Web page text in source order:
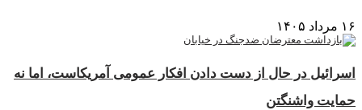
۱۶ مرداد ۱۴۰۵
اسرائیل در حال از دست دادن افکار عمومی آمریکاست، اما نه
حمایت واشنگتن